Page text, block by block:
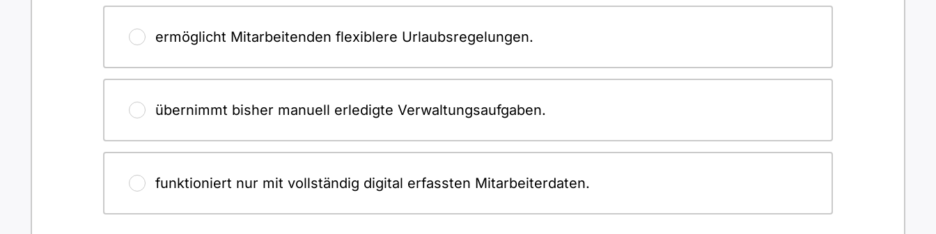
ermöglicht Mitarbeitenden flexiblere Urlaubsregelungen.
übernimmt bisher manuell erledigte Verwaltungsaufgaben.
funktioniert nur mit vollständig digital erfassten Mitarbeiterdaten.